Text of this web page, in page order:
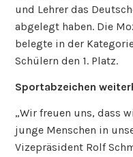
und Lehrer das
abgelegt haben. Die
belegte in der
Schülern den 1. Platz.
Sportabzeichen
„Wir freuen uns, dass
junge Menschen in
Vizepräsident Rolf